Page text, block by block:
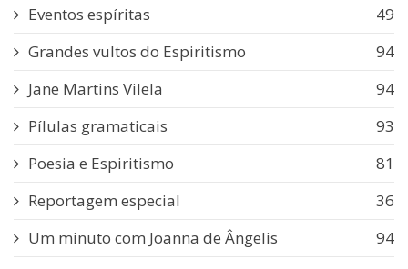
Eventos espíritas
49
Grandes vultos do Espiritismo
94
Jane Martins Vilela
94
Pílulas gramaticais
93
Poesia e Espiritismo
81
Reportagem especial
36
Um minuto com Joanna de Ângelis
94